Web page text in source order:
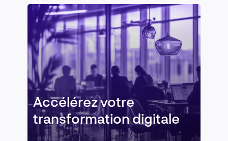
Accélérez votre
transformation digitale